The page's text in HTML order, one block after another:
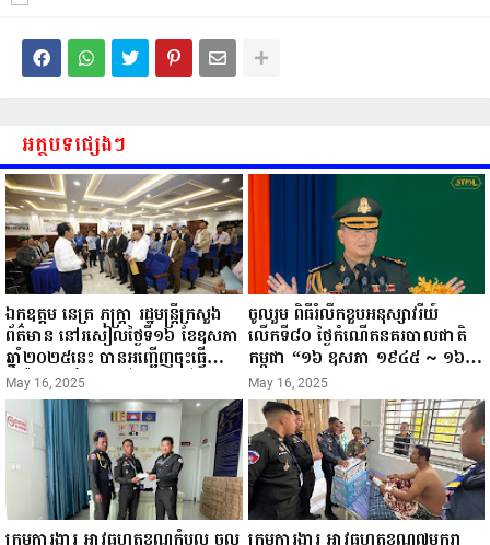
អត្ថបទផ្សេងៗ
ឯកឧត្តម នេត្រ ភក្ត្រា រដ្ឋមន្ត្រីក្រសួង
ព័ត៌មាន នៅរសៀលថ្ងៃទី១៦ ខែឧសភា
ឆ្នាំ២០២៥នេះ បានអញ្ជើញចុះធ្វើ
ជំរឿនថ្នាក់ដឹកនាំមន្ត្រីរាជការស៉ីវិល នៃ
ក្រសួងព័ត៌មាន...
May 16, 2025
ចូលរួម ពិធីរំលឹកខួបអនុស្សាវរីយ៍
លើកទី៨០ ថ្ងៃកំណើតនគរបាលជាតិ
កម្ពុជា “១៦ ឧសភា ១៩៤៥ ~ ១៦
ឧសភា ២០២៥”...
May 16, 2025